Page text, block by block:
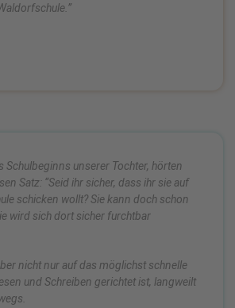
Schulbeginns unserer Tochter, hörten
Satz: “Seid ihr sicher, dass ihr sie auf
schicken wollt? Sie kann doch schon
wird sich dort sicher furchtbar
nicht nur auf das möglichst schnelle
und Schreiben gerichtet ist, langweilt